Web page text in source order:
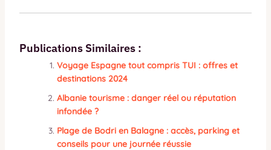
Publications Similaires :
Voyage Espagne tout compris TUI : offres et
destinations 2024
Albanie tourisme : danger réel ou réputation
infondée ?
Plage de Bodri en Balagne : accès, parking et
conseils pour une journée réussie